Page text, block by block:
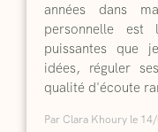
années dans
personnelle
puissantes que
idées, réguler
qualité d'écoute
Par Clara Khoury le